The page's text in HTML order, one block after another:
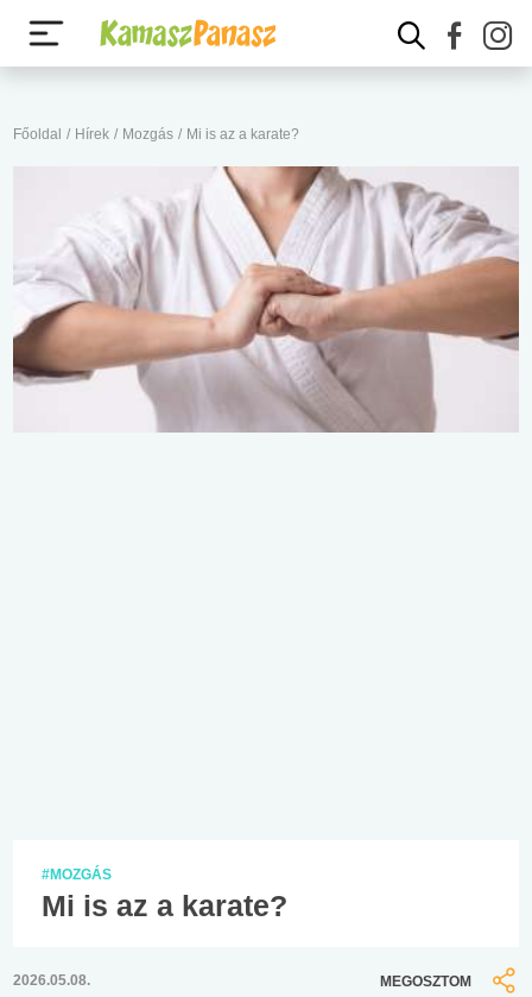
Főoldal / Hírek / Mozgás / Mi is az a karate?
#MOZGÁS
Mi is az a karate?
2026.05.08.
MEGOSZTOM